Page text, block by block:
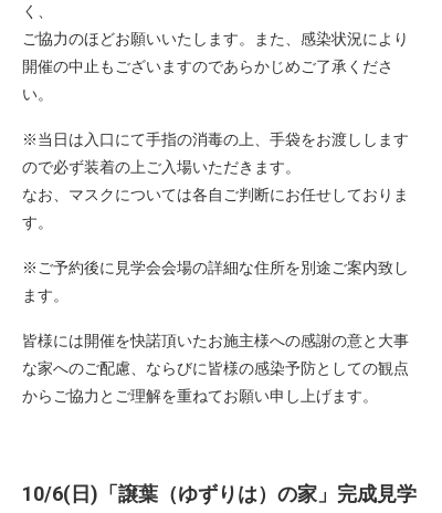
く、
ご協力のほどお願いいたします。また、感染状況により
開催の中止もございますのであらかじめご了承くださ
い。
※当日は入口にて手指の消毒の上、手袋をお渡しします
ので必ず装着の上ご入場いただきます。
なお、マスクについては各自ご判断にお任せしておりま
す。
※ご予約後に見学会会場の詳細な住所を別途ご案内致し
ます。
皆様には開催を快諾頂いたお施主様への感謝の意と大事
な家へのご配慮、ならびに皆様の感染予防としての観点
からご協力とご理解を重ねてお願い申し上げます。
10/6(日)「譲葉（ゆずりは）の家」完成見学